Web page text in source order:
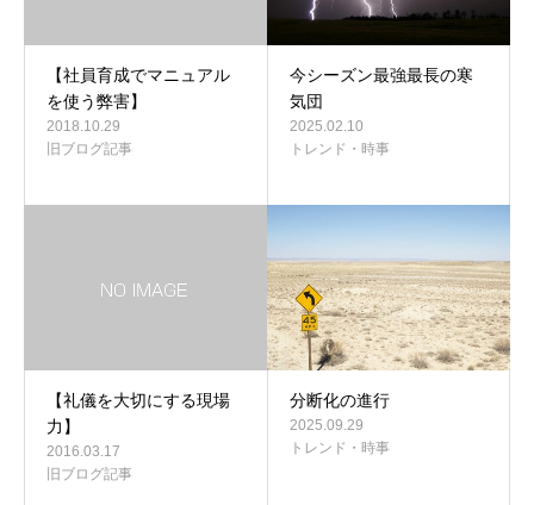
【社員育成でマニュアル
を使う弊害】
2018.10.29
旧ブログ記事
今シーズン最強最長の寒
気団
2025.02.10
トレンド・時事
【礼儀を大切にする現場
力】
2016.03.17
旧ブログ記事
分断化の進行
2025.09.29
トレンド・時事